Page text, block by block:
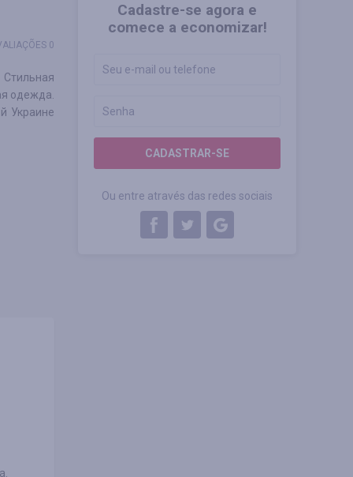
Cadastre-se agora e
comece a economizar!
CADASTRAR-SE
Ou entre através das redes sociais
0
одежда.
Украине